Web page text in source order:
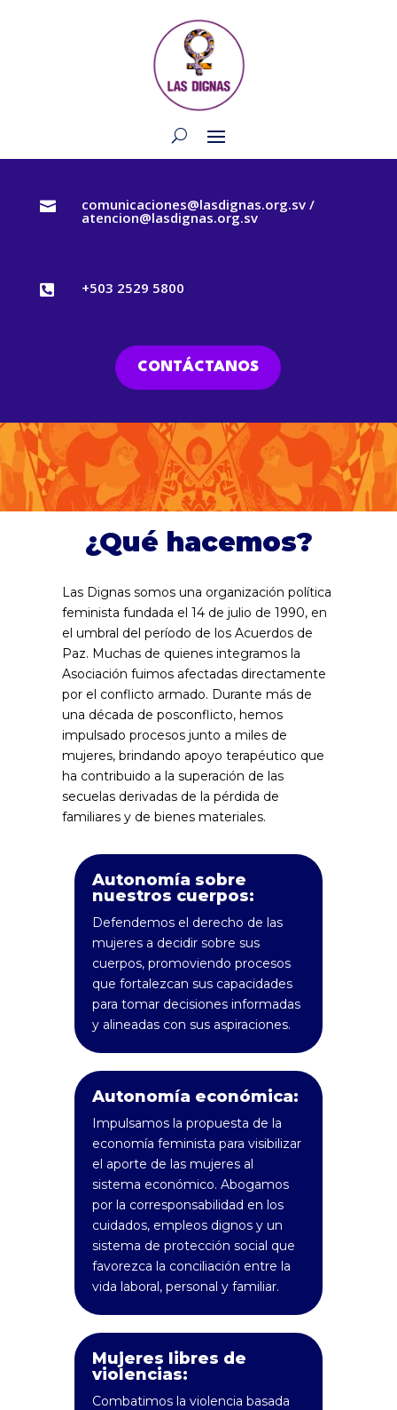
 comunicaciones@lasdignas.org.sv /
atencion@lasdignas.org.sv
 +503 2529 5800
CONTÁCTANOS
¿Qué hacemos?
Las Dignas somos una organización política
feminista fundada el 14 de julio de 1990, en
el umbral del período de los Acuerdos de
Paz. Muchas de quienes integramos la
Asociación fuimos afectadas directamente
por el conflicto armado. Durante más de
una década de posconflicto, hemos
impulsado procesos junto a miles de
mujeres, brindando apoyo terapéutico que
ha contribuido a la superación de las
secuelas derivadas de la pérdida de
familiares y de bienes materiales.
Autonomía sobre
nuestros cuerpos:
Defendemos el derecho de las
mujeres a decidir sobre sus
cuerpos, promoviendo procesos
que fortalezcan sus capacidades
para tomar decisiones informadas
y alineadas con sus aspiraciones.
Autonomía económica:
Impulsamos la propuesta de la
economía feminista para visibilizar
el aporte de las mujeres al
sistema económico. Abogamos
por la corresponsabilidad en los
cuidados, empleos dignos y un
sistema de protección social que
favorezca la conciliación entre la
vida laboral, personal y familiar.
Mujeres libres de
violencias:
Combatimos la violencia basada